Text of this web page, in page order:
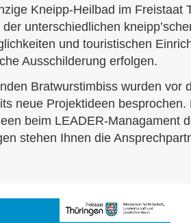
Kneipp-Heilbad im Freistaat
unterschiedlichen
und touristischen
Ausschilderung erfolgen.
Bratwurstimbiss wurden vor
neue Projektideen
beim LEADER-Managament
stehen Ihnen die